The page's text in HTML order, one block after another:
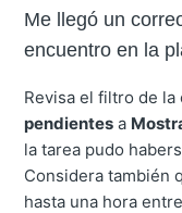
Me llegó un
encuentro en la
Revisa el filtro de la
pendientes a
la tarea pudo
Considera también
hasta una hora